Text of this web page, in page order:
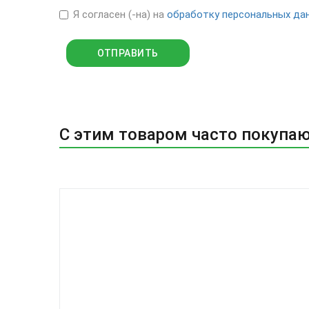
Я согласен (-на) на обработку персональных
С этим товаром часто